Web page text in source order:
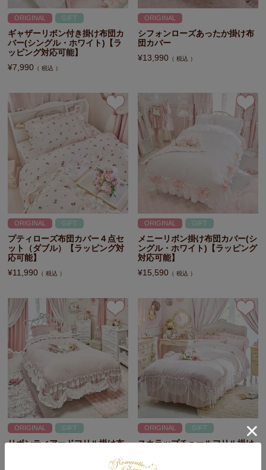
ORIGINAL GIFT
ギャザーリボン付き掛け布団カ
バー(シングル・ホワイト)【ラ
ッピング対応可能】
¥7,990 税込
ORIGINAL
シフォンローズあったか掛け布
団カバー
¥13,990 税込
ORIGINAL GIFT
プティローズ布団カバー４点セ
ット（ダブル）【ラッピング対
応可能】
¥11,990 税込
ORIGINAL GIFT
メニーリボン掛け布団カバー(シ
ングル・ホワイト)【ラッピング
対応可能】
¥15,590 税込
ORIGINAL GIFT
リボンティアードフリル掛け布
ORIGINAL GIFT
スカラップチュールフリル掛け
ク)【ラッピング対応可能】